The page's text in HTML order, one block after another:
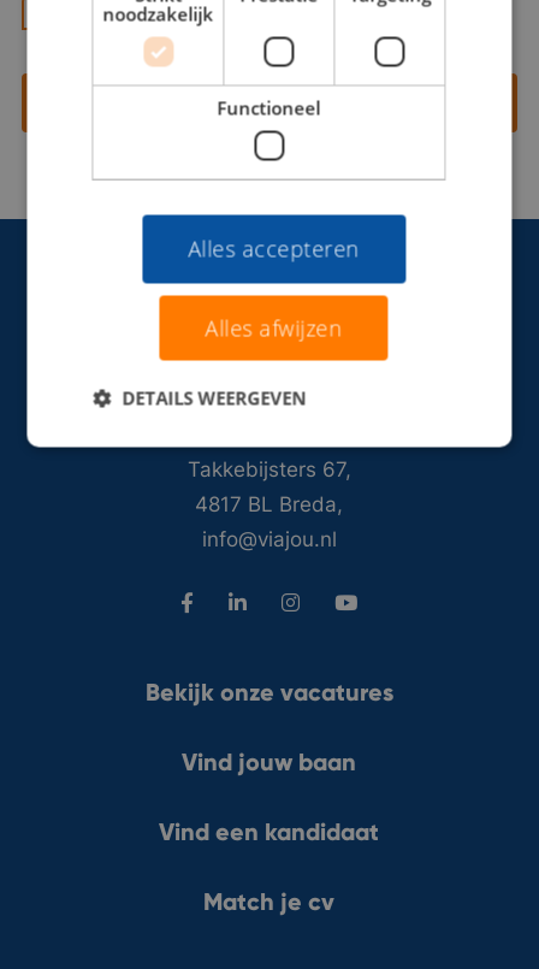
Contact opnemen
Takkebijsters 67,
4817 BL Breda,
info@viajou.nl
Bekijk onze vacatures
Vind jouw baan
Vind een kandidaat
Match je cv
noodzakelijk
Functioneel
Alles accepteren
Alles afwijzen
DETAILS WEERGEVEN